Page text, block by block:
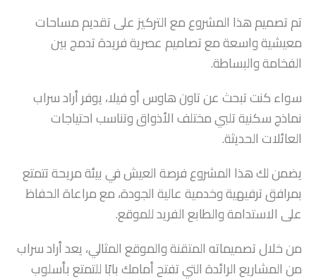
تم تصميم هذا المشروع مع التركيز على تقديم مساحات
معيشية واسعة مع تصاميم عصرية فريدة تدمج بين
الفخامة والبساطة.
سواء كنت تبحث عن تاون هاوس أو فيلا، يوفر أراد سراب
نماذج سكنية تلبي مختلف الأذواق وتناسب احتياجات
العائلات الحديثة.
يضمن لك هذا المشروع فرصة العيش في بيئة مريحة تتمتع
بمرافق ترفيهية وخدمية عالية الجودة، مع مراعاة الحفاظ
على الاستدامة والطابع الفريد للموقع.
من خلال تصميماته المتقنة والموقع المثالي، يعد أراد سراب
من المشاريع الرائدة التي تفتح أمامك بابًا للتمتع بأسلوب